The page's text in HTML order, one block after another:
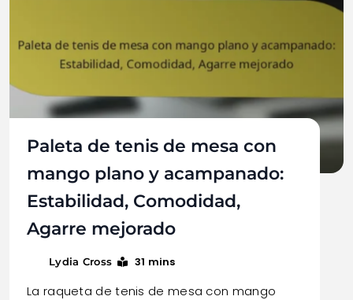
Paleta de tenis de mesa con
mango plano y acampanado:
Estabilidad, Comodidad,
Agarre mejorado
Lydia Cross 31 mins
La raqueta de tenis de mesa con mango